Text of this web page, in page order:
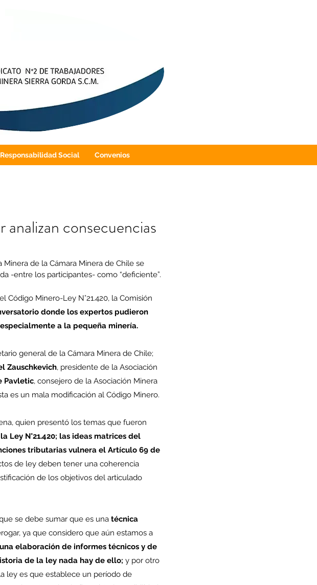
Responsabilidad Social Convenios
consecuencias
de la Cámara Minera de Chile se
-entre los participantes- como “deficiente”.
Minero-Ley N°21.420, la Comisión
donde los expertos pudieron
a la pequeña minería.
general de la Cámara Minera de Chile;
Zauschkevich, presidente de la Asociación
Pavletic, consejero de la Asociación Minera
es un mala modificación al Código Minero.
quien presentó los temas que fueron
Ley N°21.420; las ideas matrices del
tributarias vulnera el Artículo 69 de
de ley deben tener una coherencia
de los objetivos del articulado
se debe sumar que es una técnica
ya que considero que aún estamos a
elaboración de informes técnicos y de
de la ley nada hay de ello; y por otro
ley es que establece un período de